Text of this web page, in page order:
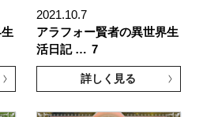
2021.10.7
アラフォー賢者の異世界生
活日記 … 7
詳しく見る